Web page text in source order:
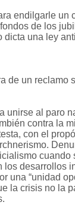
endilgarle un
de los
una ley
de un reclamo
unirse al paro
contra la
con el
cuando
desarrollos
una “unidad
la crisis no la